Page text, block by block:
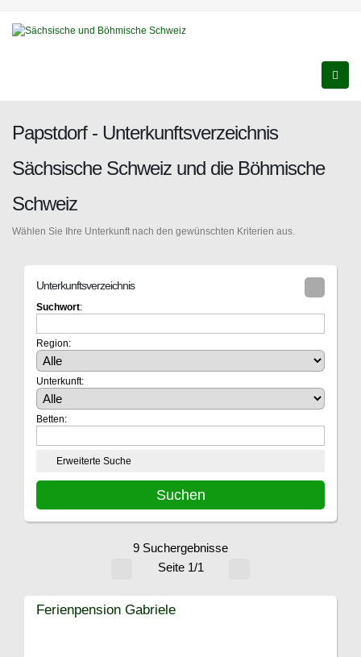
Papstdorf - Unterkunftsverzeichnis
Sächsische Schweiz und die Böhmische
Schweiz
Wählen Sie Ihre Unterkunft nach den gewünschten Kriterien aus.
Unterkunftsverzeichnis
Suchwort:
Region:
Unterkunft:
Betten:
Erweiterte Suche
9 Suchergebnisse
Seite 1/1
Ferienpension Gabriele